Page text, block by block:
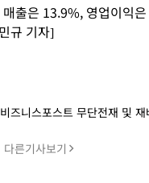
출은 13.9%, 영업이익
규 기자]
즈니스포스트 무단전재 및
른기사보기